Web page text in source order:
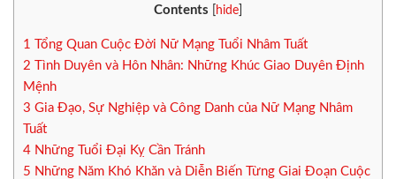
Contents hide
1
Tổng Quan Cuộc Đời Nữ Mạng Tuổi Nhâm Tuất
2 Tình Duyên và Hôn Nhân: Những Khúc Giao Duyên Định
Mệnh
3 Gia Đạo, Sự Nghiệp và Công Danh của Nữ Mạng Nhâm
Tuất
4 Những Tuổi Đại Kỵ Cần Tránh
5 Những Năm Khó Khăn và Diễn Biến Từng Giai Đoạn Cuộc